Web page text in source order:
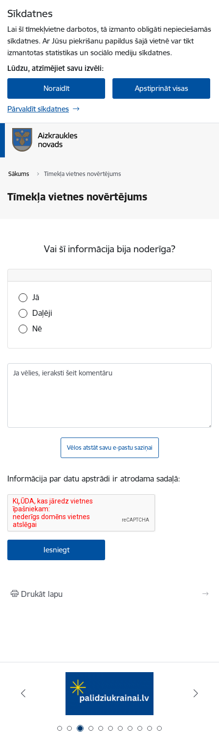
Sīkdatnes
Lai šī tīmekļvietne darbotos, tā izmanto obligāti nepieciešamās
sīkdatnes. Ar Jūsu piekrišanu papildus šajā vietnē var tikt
izmantotas statistikas un sociālo mediju sīkdatnes.
Lūdzu, atzīmējiet savu izvēli:
Noraidīt Apstiprināt visas
Pārvaldīt sīkdatnes
Sākums Tīmekļa vietnes novērtējums
Tīmekļa vietnes novērtējums
Vai šī informācija bija noderīga?
Vai šī informācija bija noderīga?
Jā
Daļēji
Nē
Ja vēlies, ieraksti šeit komentāru
Vēlos atstāt savu e-pastu saziņai
Informācija par datu apstrādi ir atrodama sadaļā:
Drukāt lapu